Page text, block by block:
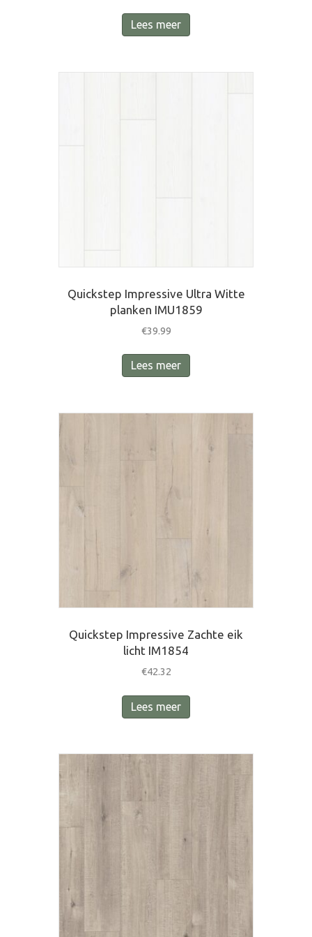
Lees meer
Quickstep Impressive Ultra Witte
planken IMU1859
€39.99
Lees meer
Quickstep Impressive Zachte eik
licht IM1854
€42.32
Lees meer